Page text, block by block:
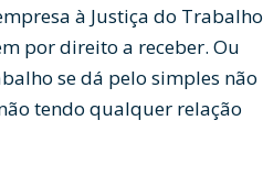
à Justiça do Trabalho
por direito a receber. Ou
se dá pelo simples não
tendo qualquer relação